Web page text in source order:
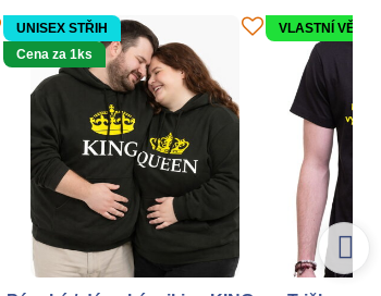
UNISEX STŘIH
Cena za 1ks
VLASTNÍ VĚK